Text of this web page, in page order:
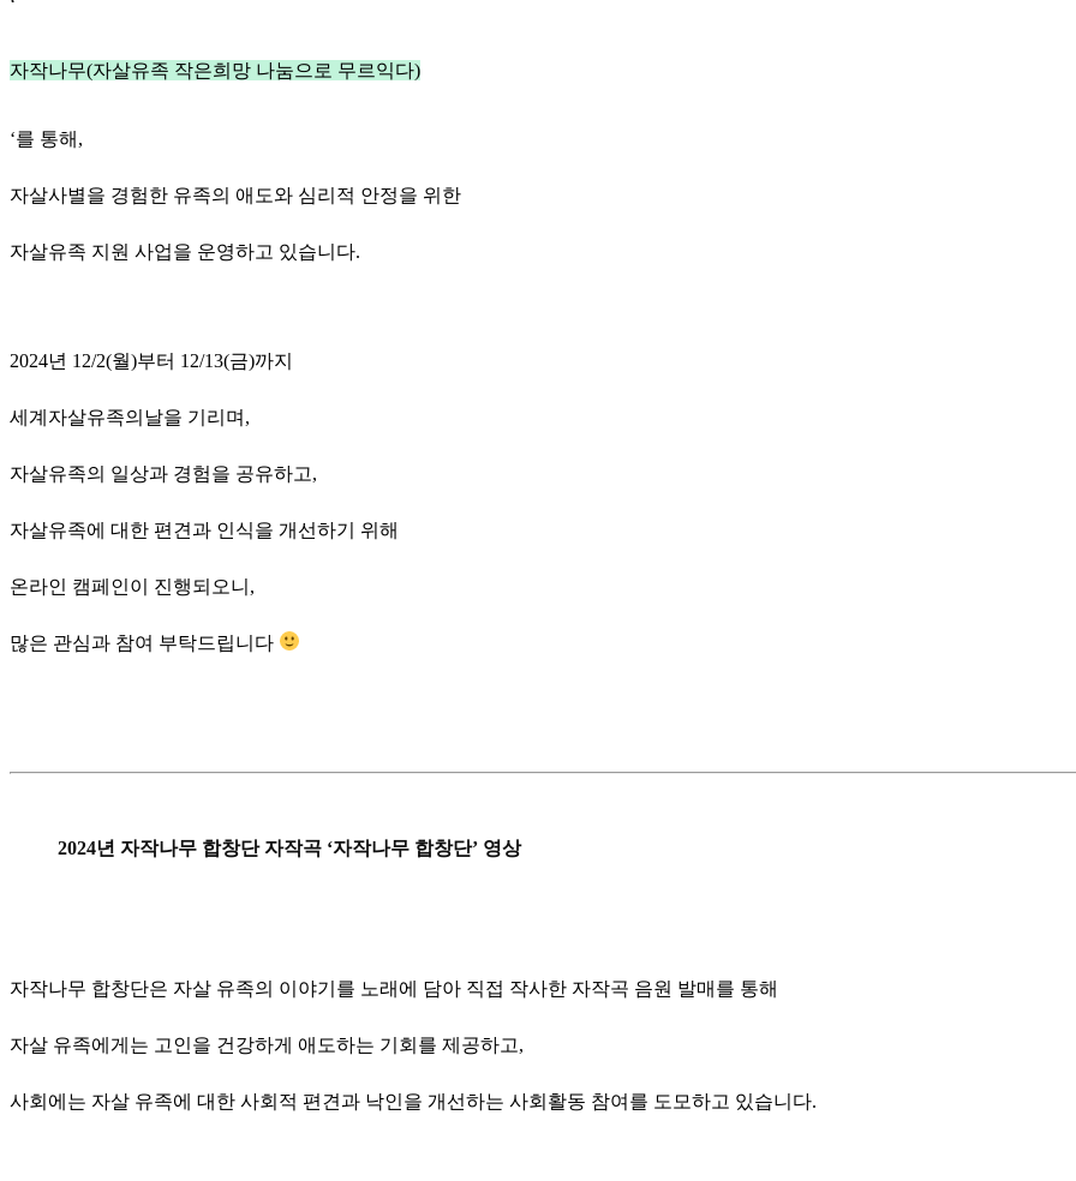
자작나무(자살유족 작은희망 나눔으로 무르익다)
‘를 통해,
자살사별을 경험한 유족의 애도와 심리적 안정을 위한
자살유족 지원 사업을 운영하고 있습니다.
2024년 12/2(월)부터 12/13(금)까지
세계자살유족의날을 기리며,
자살유족의 일상과 경험을 공유하고,
자살유족에 대한 편견과 인식을 개선하기 위해
온라인 캠페인이 진행되오니,
많은 관심과 참여 부탁드립니다
2024년 자작나무 합창단 자작곡 ‘자작나무 합창단’ 영상
자작나무 합창단은 자살 유족의 이야기를 노래에 담아 직접 작사한 자작곡 음원 발매를 통해
자살 유족에게는 고인을 건강하게 애도하는 기회를 제공하고,
사회에는 자살 유족에 대한 사회적 편견과 낙인을 개선하는 사회활동 참여를 도모하고 있습니다.